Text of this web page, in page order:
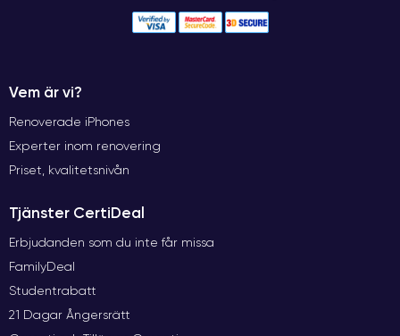
Vem är vi?
Renoverade iPhones
Experter inom renovering
Priset, kvalitetsnivån
Tjänster CertiDeal
Erbjudanden som du inte får missa
FamilyDeal
Studentrabatt
21 Dagar Ångersrätt